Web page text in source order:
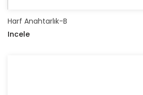
Harf Anahtarlık-B
Incele